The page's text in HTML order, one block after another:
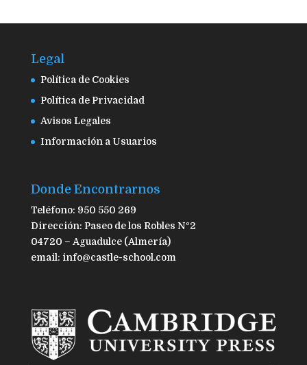
Legal
Política de Cookies
Política de Privacidad
Avisos Legales
Información a Usuarios
Donde Encontrarnos
Teléfono: 950 550 269
Dirección: Paseo de los Robles Nº2
04720 – Aguadulce (Almería)
email: info@castle-school.com